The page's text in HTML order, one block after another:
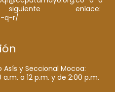
enlace:
q-r/
y Seccional Mocoa:
a 12 p.m. y de 2:00 p.m.